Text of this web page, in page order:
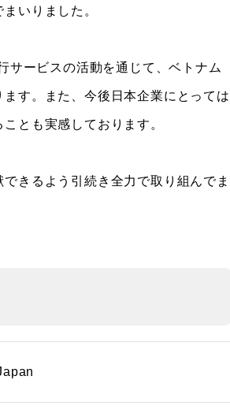
いりました。
サービスの活動を通じて、ベトナム
す。また、今後日本企業にとっては
とも実感しております。
きるよう引続き全力で取り組んでま